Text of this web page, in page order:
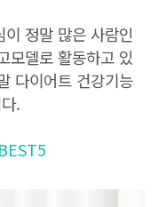
정말 많은 사람인
모델로 활동하고 있
다이어트 건강기능
.